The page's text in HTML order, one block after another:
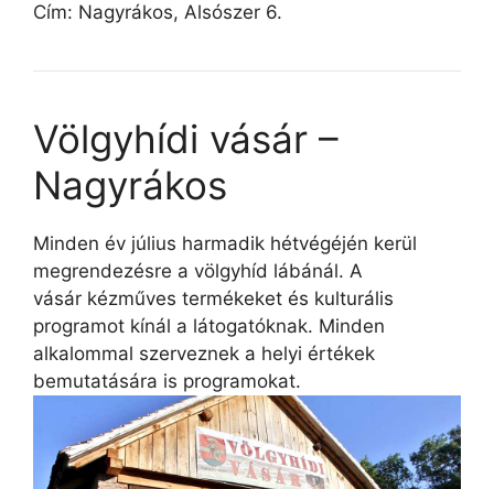
Cím: Nagyrákos, Alsószer 6.
Völgyhídi vásár –
Nagyrákos
Minden év július harmadik hétvégéjén kerül
megrendezésre a völgyhíd lábánál. A
vásár kézműves termékeket és kulturális
programot kínál a látogatóknak. Minden
alkalommal szerveznek a helyi értékek
bemutatására is programokat.